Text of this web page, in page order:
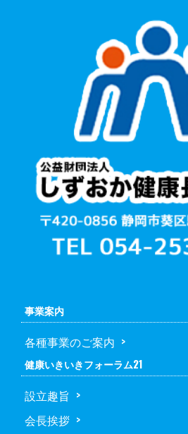
事業案内
各種事業のご案内
健康いきいきフォーラム21
設立趣旨
会長挨拶